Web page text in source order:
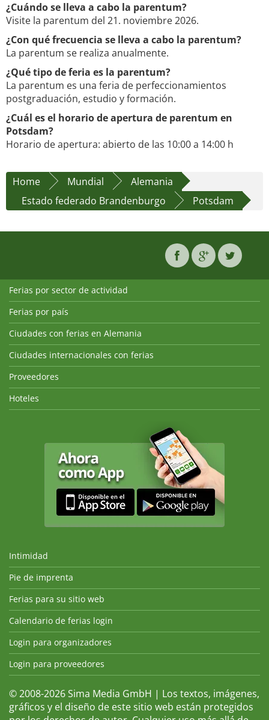
¿Cuándo se lleva a cabo la parentum?
Visite la parentum del 21. noviembre 2026.
¿Con qué frecuencia se lleva a cabo la parentum?
La parentum se realiza anualmente.
¿Qué tipo de feria es la parentum?
La parentum es una feria de perfeccionamientos
postgraduación, estudio y formación.
¿Cuál es el horario de apertura de parentum en
Potsdam?
Horario de apertura: abierto de las 10:00 a 14:00 h
Home Mundial
Alemania
Estado federado Brandenburgo
Potsdam
Ferias por sector de actividad
Ferias por país
Ciudades con ferias en Alemania
Ciudades internacionales con ferias
Proveedores
Hoteles
Intimidad
Pie de imprenta
Ferias para su sitio web
Calendario de ferias login
Login para organizadores
Login para proveedores
© 2008-2026 Sima Media GmbH | Los textos, imágenes,
gráficos y el diseño de este sitio web están protegidos